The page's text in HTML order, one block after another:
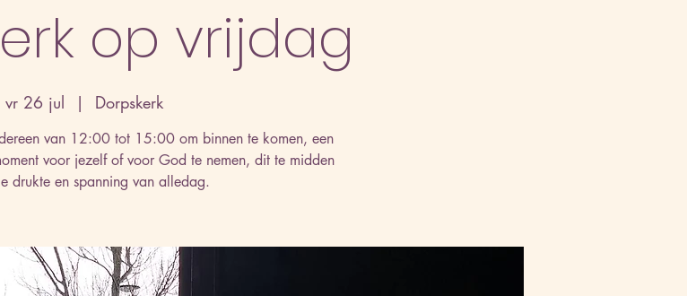
op vrijdag
vr 26 jul
  |
Dorpskerk
van 12:00 tot 15:00 om binnen te komen, een
voor jezelf of voor God te nemen, dit te midden
drukte en spanning van alledag.